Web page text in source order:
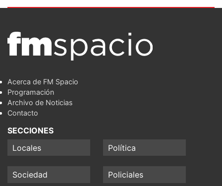
Acerca de FM Spacio
Programación
Archivo de Noticias
Contacto
SECCIONES
Locales
Política
Sociedad Policiales